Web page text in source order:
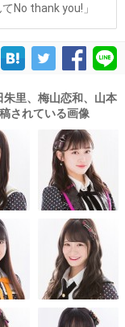
No thank you!」
朱里、梅山恋和、山本
されている画像